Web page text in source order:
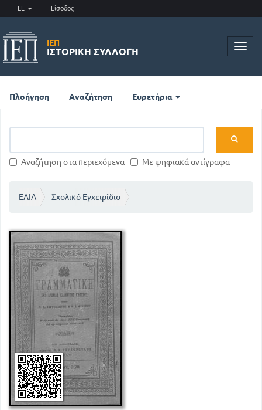
EL Είσοδος
ΙΕΠ
ΙΣΤΟΡΙΚΉ ΣΥΛΛΟΓΉ
Πλοήγηση Αναζήτηση Ευρετήρια
Αναζήτηση στα περιεχόμενα Με ψηφιακά αντίγραφα
ΕΛΙΑ Σχολικό Εγχειρίδιο